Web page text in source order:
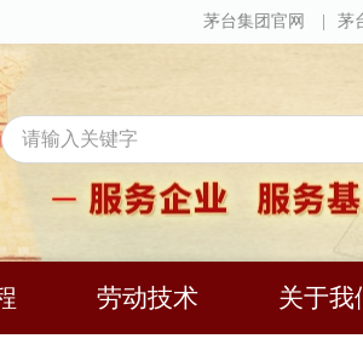
茅台集团官网 茅
劳动技术 关于我